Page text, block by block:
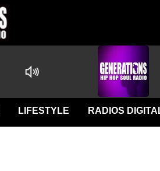
LIFESTYLE RADIOS